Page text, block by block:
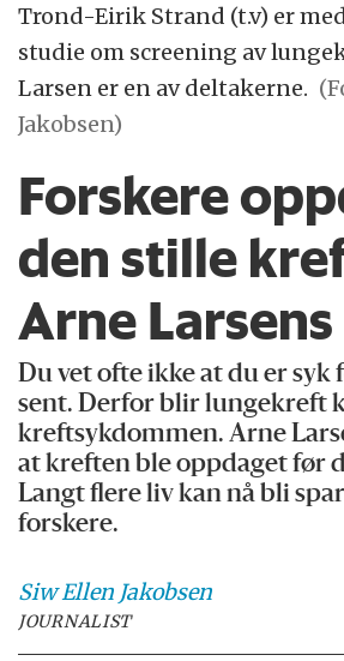
Trond-Eirik Strand (t.v) er
studie om screening av
Larsen er en av deltakerne.
Jakobsen)
Forskere
den stille
Arne
Du vet ofte ikke at du er syk
sent. Derfor blir lungekreft
kreftsykdommen. Arne
at kreften ble oppdaget før
Langt flere liv kan nå bli
forskere.
Siw Ellen Jakobsen
JOURNALIST